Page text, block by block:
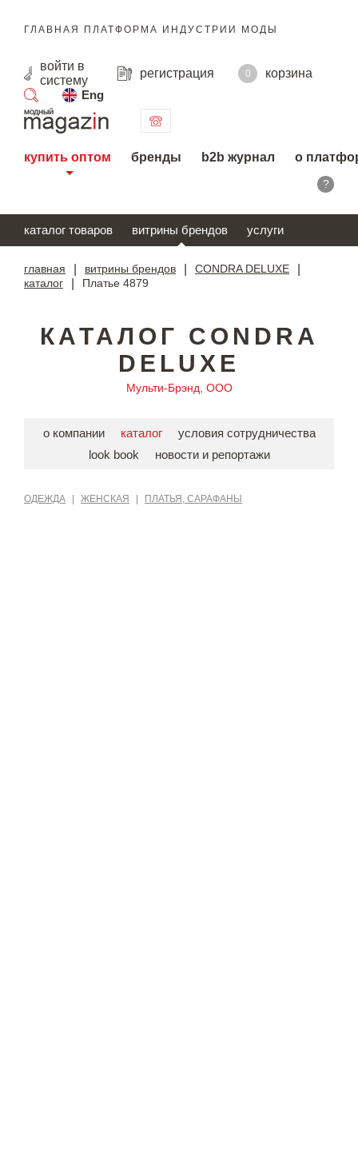
ГЛАВНАЯ ПЛАТФОРМА ИНДУСТРИИ МОДЫ
войти в
систему
регистрация 0
корзина
Eng
поиск
купить оптом бренды b2b журнал о
?
каталог товаров витрины брендов услуги
главная витрины брендов CONDRA DELUXE
каталог Платье 4879
КАТАЛОГ CONDRA
DELUXE
Мульти-Брэнд, ООО
о компании каталог
условия сотрудничества
look book
новости и репортажи
ОДЕЖДА ЖЕНСКАЯ ПЛАТЬЯ, САРАФАНЫ